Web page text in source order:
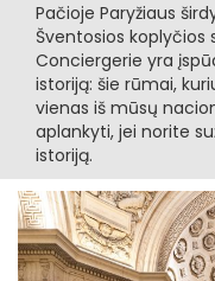
Pačioje Paryžiaus
Šventosios koplyčios
Conciergerie yra
istoriją: šie rūmai,
vienas iš mūsų
aplankyti, jei norite
istoriją.